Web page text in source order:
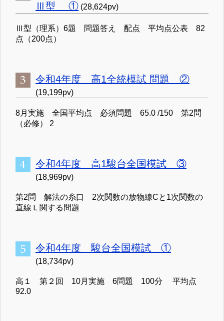
Ⅲ型 ① (28,624pv)
Ⅲ型（理系）6題 問題答え 配点 平均点公表 82
点（200点）
令和4年度 高1全統模試 問題 ②
(19,199pv)
8月実施 全国平均点 必須問題 65.0 /150 第2問
（必修） 2
令和4年度 高1駿台全国模試 ③
(18,969pv)
第2問 解法の糸口 2次関数の放物線Cと1次関数の
直線Ｌ関する問題
令和4年度 駿台全国模試 ①
(18,734pv)
高１ 第２回 10月実施 6問題 100分 平均点
92.0